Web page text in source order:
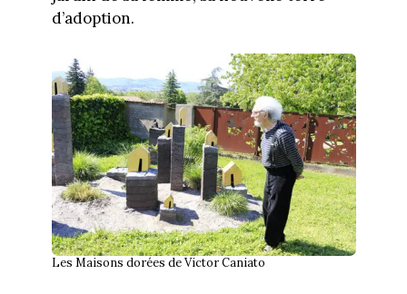
d’adoption.
Les Maisons dorées de Victor Caniato